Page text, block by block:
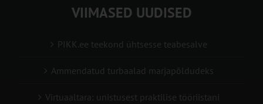
VIIMASED UUDISED
PIKK.ee teekond ühtsesse teabesalve
Ammendatud turbaalad marjapõldudeks
Virtuaaltara: unistusest praktilise tööriistani